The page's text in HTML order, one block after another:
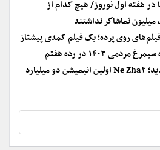
هفته اول نوروز/ هیچ کدام از
تماشاگر نداشتند
روی پرده؛ یک فیلم کمدی پیشتاز
۱۴۰۳ در رده هفتم
ثبت یک رکورد جدید؛ Ne Zha۲ اولین انیمیشن دو میلیارد